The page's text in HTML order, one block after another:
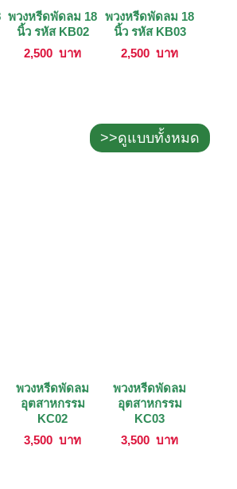
พวงหรีดพัดลม 18
นิ้ว รหัส KB02
2,500 บาท
พวงหรีดพัดลม 18
นิ้ว รหัส KB03
2,500 บาท
>>ดูแบบทั้งหมด
พวงหรีดพัดลม
อุตสาหกรรม
KC02
3,500 บาท
พวงหรีดพัดลม
อุตสาหกรรม
KC03
3,500 บาท